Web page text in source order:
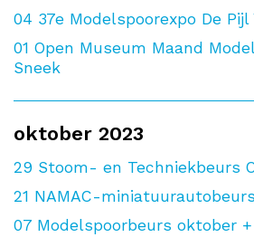
04 37e Modelspoorexpo De Pijl
01 Open Museum Maand
Sneek
oktober 2023
29 Stoom- en Techniekbeurs
21 NAMAC-
07 Modelspoorbeurs oktober +